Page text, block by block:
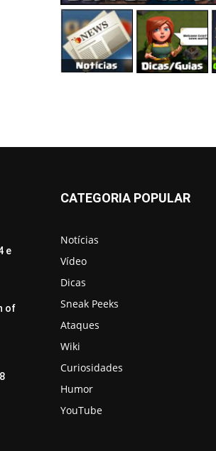
e
of
CATEGORIA POPULAR
Notícias
Vídeo
Dicas
Sneak Peeks
Ataques
Wiki
Curiosidades
Humor
YouTube